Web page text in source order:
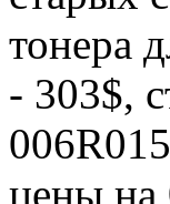
тонера
- 303$,
цены на